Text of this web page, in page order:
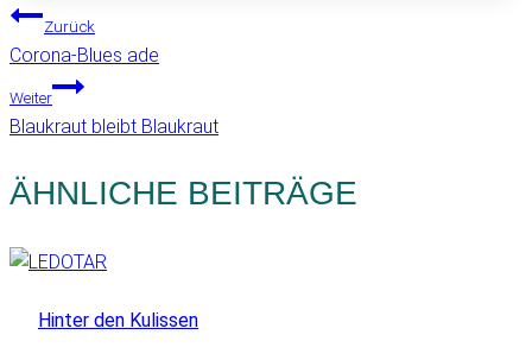
BEITRAGSNAVIGATION
Zurück
Corona-Blues ade
Weiter
Blaukraut bleibt Blaukraut
ÄHNLICHE BEITRÄGE
Hinter den Kulissen